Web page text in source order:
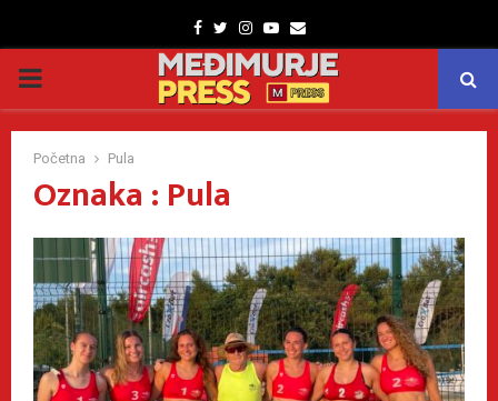
Facebook
TwitterInstagram
Youtube
Email
PRIMARY
MENU
Početna Pula
Oznaka : Pula